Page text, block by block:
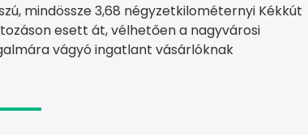
mindössze 3,68 négyzetkilométernyi Kékkút
esett át, vélhetően a nagyvárosi
vágyó ingatlant vásárlóknak